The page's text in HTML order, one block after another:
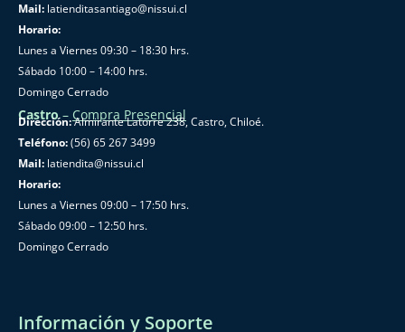
Mail: latienditasantiago@nissui.cl
Horario:
Lunes a Viernes 09:30 – 18:30 hrs.
Sábado 10:00 – 14:00 hrs.
Domingo Cerrado
Castro– Compra Presencial
Dirección:Almirante Latorre 238, Castro, Chiloé.
Teléfono:(56) 65 267 3499
Mail: latiendita@nissui.cl
Horario:
Lunes a Viernes 09:00 – 17:50 hrs.
Sábado 09:00 – 12:50 hrs.
Domingo Cerrado
Información y Soporte